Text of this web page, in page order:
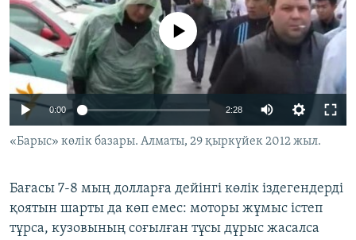
Русский
ЖАЗЫЛЫҢЫЗ
Басқа тілдерде
No media source currently available
0:00 2:28
«Барыс» көлiк базары. Алматы, 29 қыркүйек 2012 жыл.
Бағасы 7-8 мың долларға дейінгі көлік іздегендерді
қоятын шарты да көп емес: моторы жұмыс істеп
тұрса, кузовының соғылған тұсы дұрыс жасалса